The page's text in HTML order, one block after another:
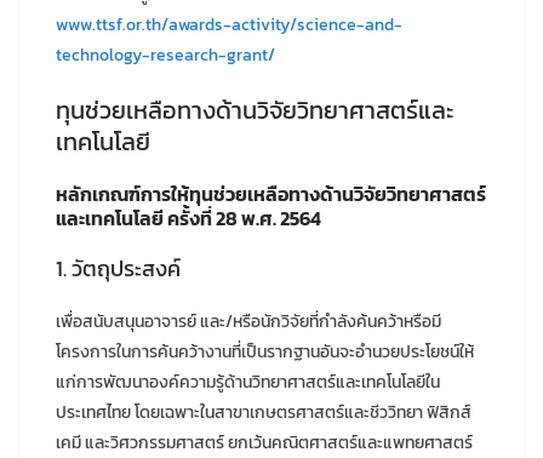
www.ttsf.or.th/awards-activity/science-and-
technology-research-grant/
ทุนช่วยเหลือทางด้านวิจัยวิทยาศาสตร์และ
เทคโนโลยี
หลักเกณฑ์การให้ทุนช่วยเหลือทางด้านวิจัยวิทยาศาสตร์
และเทคโนโลยีครั้งที่ 28 พ.ศ. 2564
1. วัตถุประสงค์
เพื่อสนับสนุนอาจารย์ และ/หรือนักวิจัยที่กำลังค้นคว้าหรือมี
โครงการในการค้นคว้างานที่เป็นรากฐานอันจะอำนวยประโยชน์ให้
แก่การพัฒนาองค์ความรู้ด้านวิทยาศาสตร์และเทคโนโลยีใน
ประเทศไทย โดยเฉพาะในสาขาเกษตรศาสตร์และชีววิทยา ฟิสิกส์
เคมี และวิศวกรรมศาสตร์ ยกเว้นคณิตศาสตร์และแพทยศาสตร์